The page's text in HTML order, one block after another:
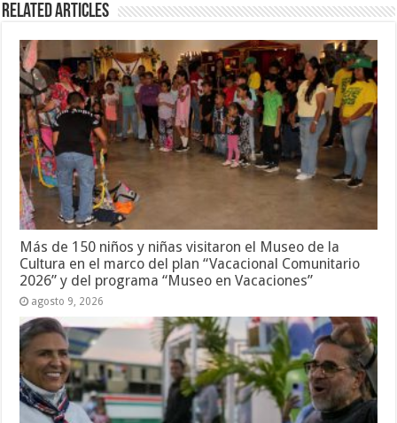
Related Articles
Más de 150 niños y niñas visitaron el Museo de la
Cultura en el marco del plan “Vacacional Comunitario
2026” y del programa “Museo en Vacaciones”
agosto 9, 2026